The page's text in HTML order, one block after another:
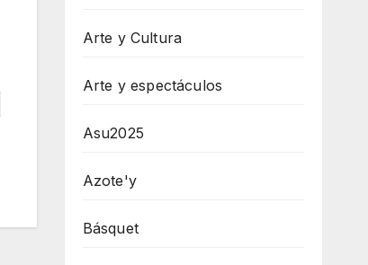
Arte y Cultura
Arte y espectáculos
Asu2025
Azote'y
Básquet